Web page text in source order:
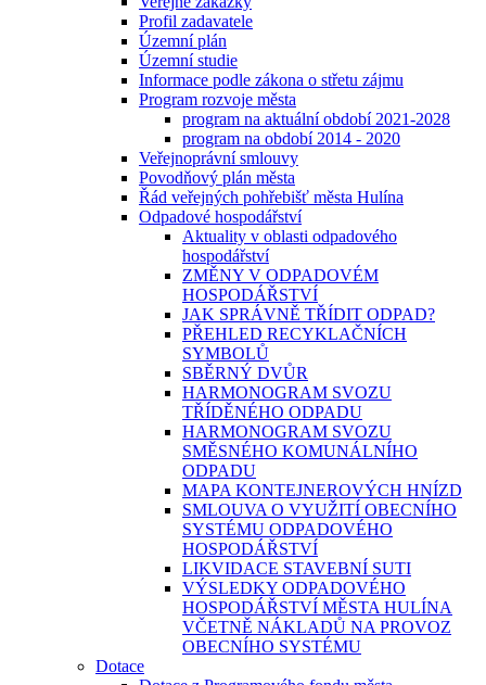
Profil zadavatele
Územní plán
Územní studie
Informace podle zákona o střetu zájmu
Program rozvoje města
program na aktuální období 2021-2028
program na období 2014 - 2020
Veřejnoprávní smlouvy
Povodňový plán města
Řád veřejných pohřebišť města Hulína
Odpadové hospodářství
Aktuality v oblasti odpadového
hospodářství
ZMĚNY V ODPADOVÉM
HOSPODÁŘSTVÍ
JAK SPRÁVNĚ TŘÍDIT ODPAD?
PŘEHLED RECYKLAČNÍCH
SYMBOLŮ
SBĚRNÝ DVŮR
HARMONOGRAM SVOZU
TŘÍDĚNÉHO ODPADU
HARMONOGRAM SVOZU
SMĚSNÉHO KOMUNÁLNÍHO
ODPADU
MAPA KONTEJNEROVÝCH HNÍZD
SMLOUVA O VYUŽITÍ OBECNÍHO
SYSTÉMU ODPADOVÉHO
HOSPODÁŘSTVÍ
LIKVIDACE STAVEBNÍ SUTI
VÝSLEDKY ODPADOVÉHO
HOSPODÁŘSTVÍ MĚSTA HULÍNA
VČETNĚ NÁKLADŮ NA PROVOZ
OBECNÍHO SYSTÉMU
Dotace